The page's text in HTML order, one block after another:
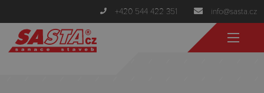
+420 544 422 351 info@sasta.cz